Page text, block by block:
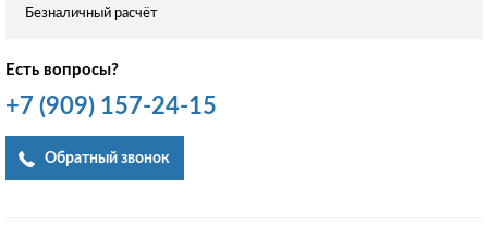
Безналичный расчёт
Есть вопросы?
+7 (909) 157-24-15
Обратный звонок